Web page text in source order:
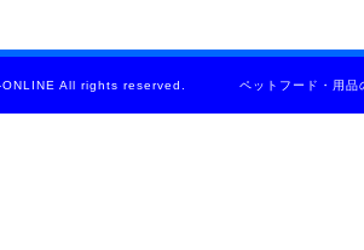
ONLINE All rights reserved. ペットフード・用品